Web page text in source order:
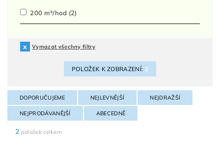
200 m³/hod (2)
Vymazat všechny filtry
POLOŽEK K ZOBRAZENÍ: 2
DOPORUČUJEME NEJLEVNĚJŠÍ NEJDRAŽŠÍ
NEJPRODÁVANĚJŠÍ ABECEDNĚ
2 položek celkem